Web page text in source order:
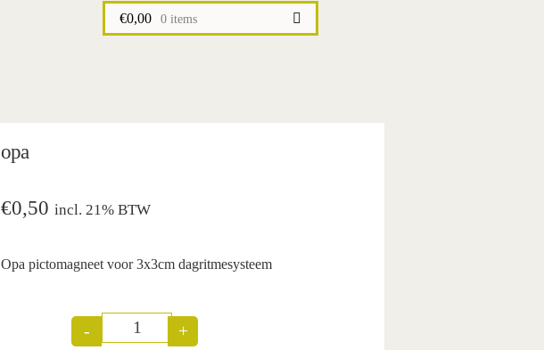
wie wij zijn / contact
€0,00 0 items
opa
€0,50 incl. 21% BTW
Opa pictomagneet voor 3x3cm dagritmesysteem
Quantity
- +